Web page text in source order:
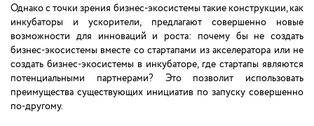
Однако с точки зрения бизнес-экосистемы такие конструкции, как
инкубаторы и ускорители, предлагают совершенно новые
возможности для инноваций и роста: почему бы не создать
бизнес-экосистемы вместе со стартапами из акселератора или не
создать бизнес-экосистемы в инкубаторе, где стартапы являются
потенциальными партнерами? Это позволит использовать
преимущества существующих инициатив по запуску совершенно
по-другому.